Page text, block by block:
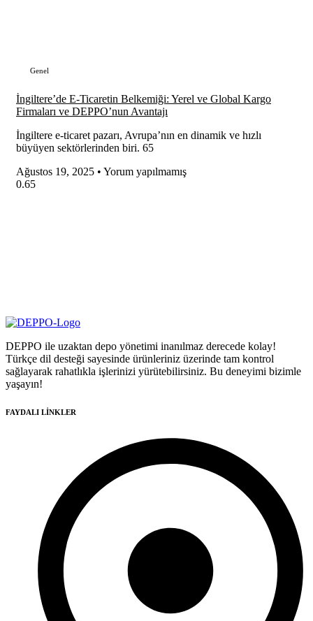
Genel
İngiltere’de E-Ticaretin Belkemiği: Yerel ve Global Kargo
Firmaları ve DEPPO’nun Avantajı
İngiltere e-ticaret pazarı, Avrupa’nın en dinamik ve hızlı
büyüyen sektörlerinden biri. 65
Ağustos 19, 2025
Yorum yapılmamış
DEPPO ile uzaktan depo yönetimi inanılmaz derecede kolay!
Türkçe dil desteği sayesinde ürünleriniz üzerinde tam kontrol
sağlayarak rahatlıkla işlerinizi yürütebilirsiniz. Bu deneyimi bizimle
yaşayın!
FAYDALI LİNKLER